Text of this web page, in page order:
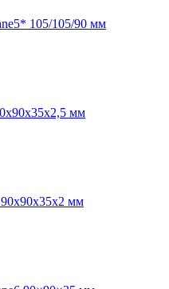
105/105/90 мм
мм
мм